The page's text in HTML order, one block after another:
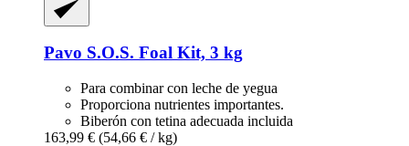
Pavo S.O.S. Foal Kit, 3 kg
Para combinar con leche de yegua
Proporciona nutrientes importantes.
Biberón con tetina adecuada incluida
163,99 € (54,66 € / kg)